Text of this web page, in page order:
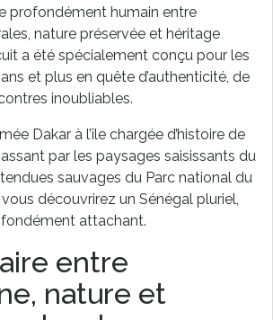
profondément humain entre
nature préservée et héritage
a été spécialement conçu pour les
et plus en quête d’authenticité, de
inoubliables.
Dakar à l’île chargée d’histoire de
par les paysages saisissants du
sauvages du Parc national du
découvrirez un Sénégal pluriel,
attachant.
entre
nature et